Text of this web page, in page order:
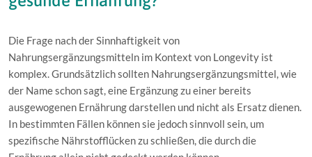
Die Frage nach der Sinnhaftigkeit von
Nahrungsergänzungsmitteln im Kontext von Longevity ist
komplex. Grundsätzlich sollten Nahrungsergänzungsmittel, wie
der Name schon sagt, eine Ergänzung zu einer bereits
ausgewogenen Ernährung darstellen und nicht als Ersatz dienen.
In bestimmten Fällen können sie jedoch sinnvoll sein, um
spezifische Nährstofflücken zu schließen, die durch die